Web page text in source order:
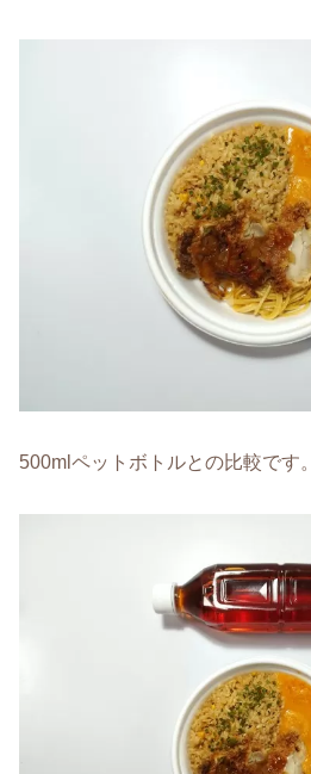
500mlペットボトルとの比較です。